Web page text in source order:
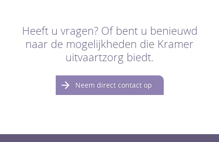
Heeft u vragen? Of bent u benieuwd
naar de mogelijkheden die Kramer
uitvaartzorg biedt.
Neem direct contact op